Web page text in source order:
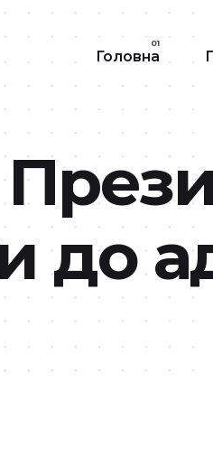
Головна
до